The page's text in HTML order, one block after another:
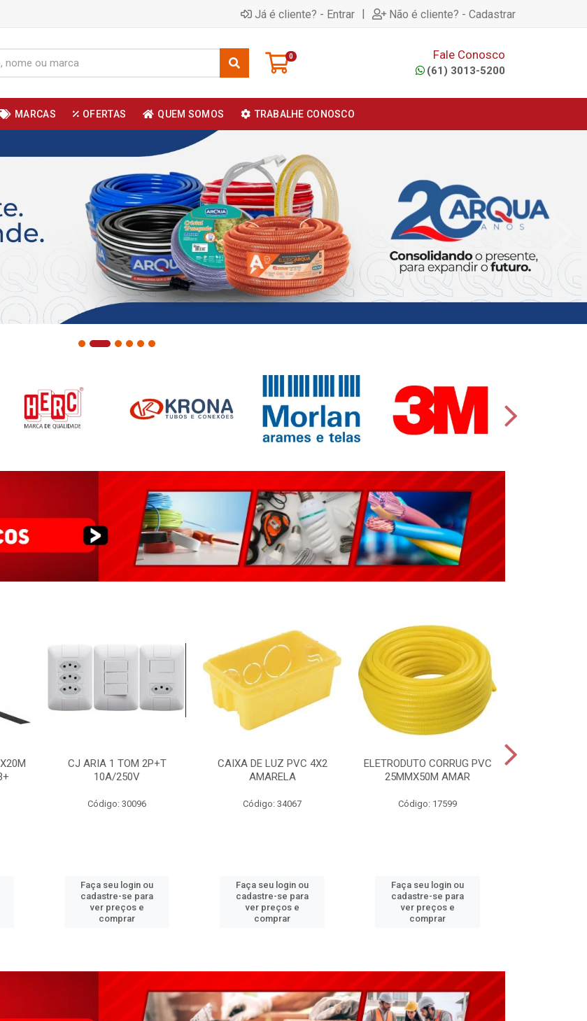
Já é cliente? - Entrar | Não é cliente? - Cadastrar
0 Fale Conosco
(61) 3013-5200
MARCAS OFERTAS QUEM SOMOS TRABALHE CONOSCO
CJ ARIA 1 TOM 2P+T
10A/250V
Código: 30096
Faça seu login ou
cadastre-se para
ver preços e
comprar
CAIXA DE LUZ PVC 4X2
AMARELA
Código: 34067
Faça seu login ou
cadastre-se para
ver preços e
comprar
ELETRODUTO CORRUG PVC
25MMX50M AMAR
Código: 17599
Faça seu login ou
cadastre-se para
ver preços e
comprar